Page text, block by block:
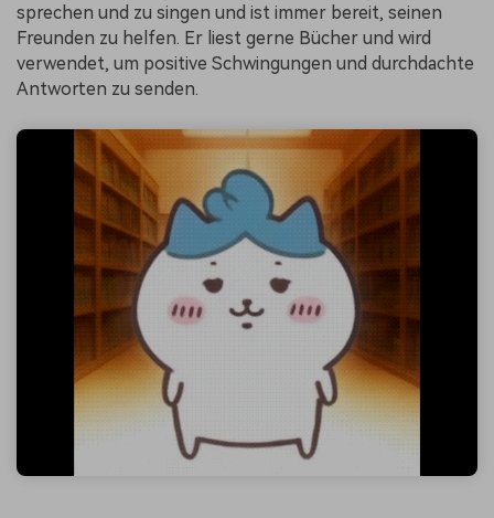
sprechen und zu singen und ist immer bereit, seinen
Freunden zu helfen. Er liest gerne Bücher und wird
verwendet, um positive Schwingungen und durchdachte
Antworten zu senden.